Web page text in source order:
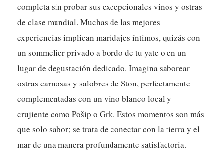
completa sin probar sus excepcionales vinos y ostras
de clase mundial. Muchas de las mejores
experiencias implican maridajes íntimos, quizás con
un sommelier privado a bordo de tu yate o en un
lugar de degustación dedicado. Imagina saborear
ostras carnosas y salobres de Ston, perfectamente
complementadas con un vino blanco local y
crujiente como Pošip o Grk. Estos momentos son más
que solo sabor; se trata de conectar con la tierra y el
mar de una manera profundamente satisfactoria.